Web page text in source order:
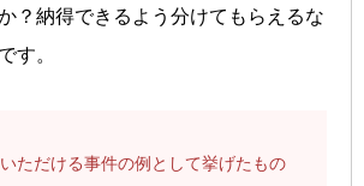
？納得できるよう分けてもらえるな
す。
ただける事件の例として挙げたもの